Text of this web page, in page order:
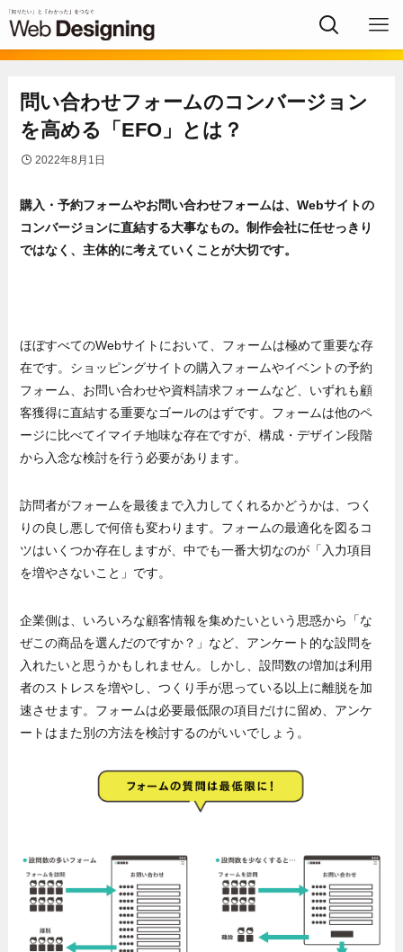
問い合わせフォームのコンバージョン
を高める「EFO」とは？
2022年8月1日
購入・予約フォームやお問い合わせフォームは、Webサイトの
コンバージョンに直結する大事なもの。制作会社に任せっきり
ではなく、主体的に考えていくことが大切です。
ほぼすべてのWebサイトにおいて、フォームは極めて重要な存
在です。ショッピングサイトの購入フォームやイベントの予約
フォーム、お問い合わせや資料請求フォームなど、いずれも顧
客獲得に直結する重要なゴールのはずです。フォームは他のペ
ージに比べてイマイチ地味な存在ですが、構成・デザイン段階
から入念な検討を行う必要があります。
訪問者がフォームを最後まで入力してくれるかどうかは、つく
りの良し悪しで何倍も変わります。フォームの最適化を図るコ
ツはいくつか存在しますが、中でも一番大切なのが「入力項目
を増やさないこと」です。
企業側は、いろいろな顧客情報を集めたいという思惑から「な
ぜこの商品を選んだのですか？」など、アンケート的な設問を
入れたいと思うかもしれません。しかし、設問数の増加は利用
者のストレスを増やし、つくり手が思っている以上に離脱を加
速させます。フォームは必要最低限の項目だけに留め、アンケ
ートはまた別の方法を検討するのがいいでしょう。